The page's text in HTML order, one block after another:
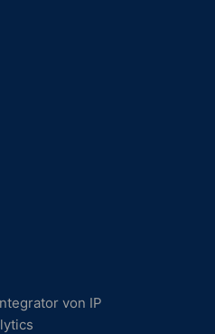
von IP